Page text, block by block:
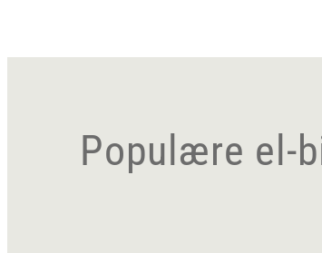
Populære el-